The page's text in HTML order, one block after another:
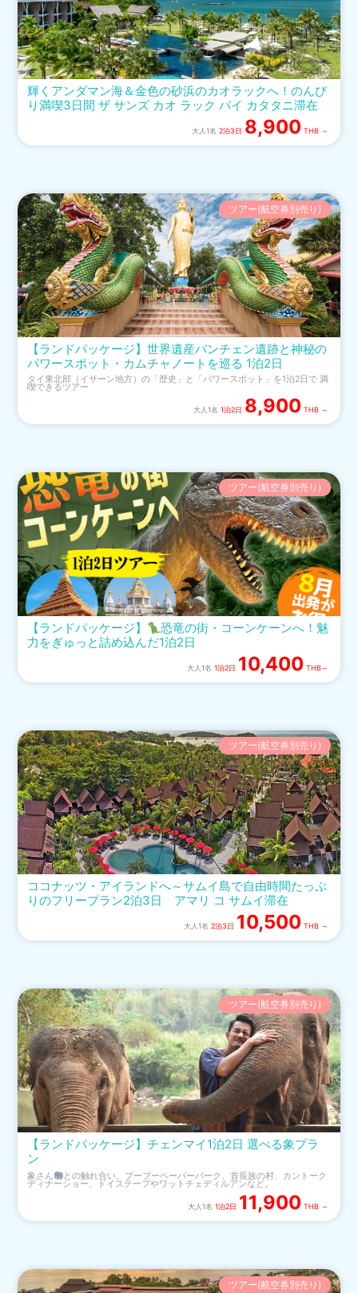
輝くアンダマン海＆金色の砂浜のカオラックへ！のんび
り満喫3日間 ザ サンズ カオ ラック バイ カタタニ滞在
大人1名 2泊3日 8,900 THB ～
【ランドパッケージ】世界遺産バンチェン遺跡と神秘の
パワースポット・カムチャノートを巡る 1泊2日
​タイ東北部（イサーン地方）の「歴史」と「パワースポット」を1泊2日で 満
喫できるツアー
ツアー(航空券別売り)
大人1名 1泊2日 8,900 THB ～
【ランドパッケージ】
恐竜の街・コーンケーンへ！魅
力をぎゅっと詰め込んだ1泊2日
ツアー(航空券別売り)
大人1名 1泊2日 10,400 THB～
ココナッツ・アイランドへ～サムイ島で自由時間たっぷ
りのフリープラン2泊3日 アマリ コ サムイ滞在
ツアー(航空券別売り)
大人1名 2泊3日 10,500 THB ～
【ランドパッケージ】チェンマイ1泊2日 選べる象プラ
ン
象さん との触れ合い。プープーペーパーパーク、首長族の村、カントーク
ディナーショー、ドイステープやワットチェディルアンなど。
ツアー(航空券別売り)
大人1名 1泊2日 11,900 THB ～
ツアー(航空券別売り)